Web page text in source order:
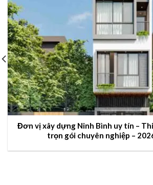
Đơn vị xây dựng Ninh Bình uy tín –
trọn gói chuyên nghiệp –